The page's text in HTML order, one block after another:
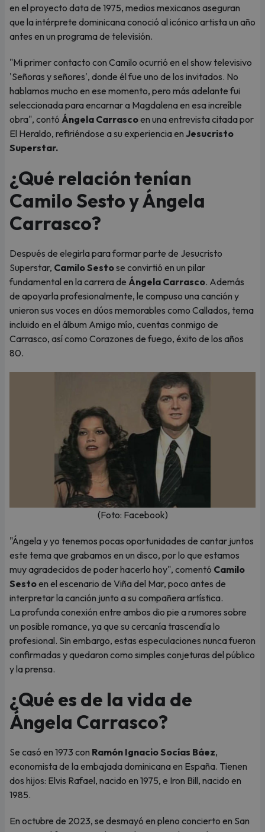
en el proyecto data de 1975, medios mexicanos aseguran
que la intérprete dominicana conoció al icónico artista un año
antes en un programa de televisión.
"Mi primer contacto con Camilo ocurrió en el show televisivo
'Señoras y señores', donde él fue uno de los invitados. No
hablamos mucho en ese momento, pero más adelante fui
seleccionada para encarnar a Magdalena en esa increíble
obra", contó Ángela Carrascoen una entrevista citada por
El Heraldo, refiriéndose a su experiencia en Jesucristo
Superstar.
¿Qué relación tenían
Camilo Sesto y Ángela
Carrasco?
Después de elegirla para formar parte de Jesucristo
Superstar, Camilo Sestose convirtió en un pilar
fundamental en la carrera de Ángela Carrasco. Además
de apoyarla profesionalmente, le compuso una canción y
unieron sus voces en dúos memorables como Callados, tema
incluido en el álbum Amigo mío, cuentas conmigo de
Carrasco, así como Corazones de fuego, éxito de los años
80.
(Foto: Facebook)
"Ángela y yo tenemos pocas oportunidades de cantar juntos
este tema que grabamos en un disco, por lo que estamos
muy agradecidos de poder hacerlo hoy", comentó Camilo
Sestoen el escenario de Viña del Mar, poco antes de
interpretar la canción junto a su compañera artística.
La profunda conexión entre ambos dio pie a rumores sobre
un posible romance, ya que su cercanía trascendía lo
profesional. Sin embargo, estas especulaciones nunca fueron
confirmadas y quedaron como simples conjeturas del público
y la prensa.
¿Qué es de la vida de
Ángela Carrasco?
Se casó en 1973 con Ramón Ignacio Socías Báez,
economista de la embajada dominicana en España. Tienen
dos hijos: Elvis Rafael, nacido en 1975, e Iron Bill, nacido en
1985.
En octubre de 2023, se desmayó en pleno concierto en San